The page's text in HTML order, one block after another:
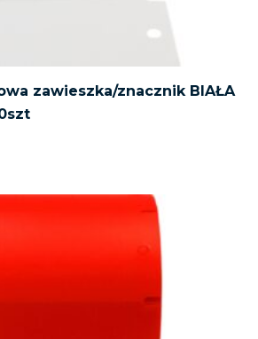
zawieszka/znacznik BIAŁA